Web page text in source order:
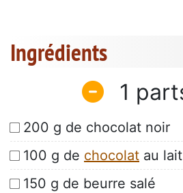
Ingrédients
1
200 g de chocolat noir
100 g de chocolat au lait
150 g de beurre salé